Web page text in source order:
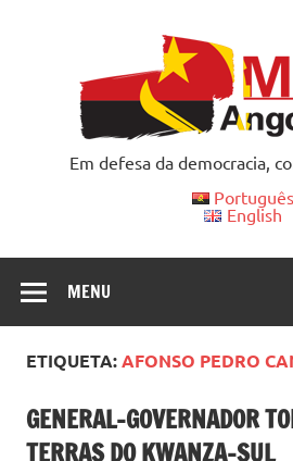
Em defesa da democracia,
Português
English
MENU
ETIQUETA:AFONSO PEDRO
GENERAL-GOVERNADOR
TERRAS DO KWANZA-SUL